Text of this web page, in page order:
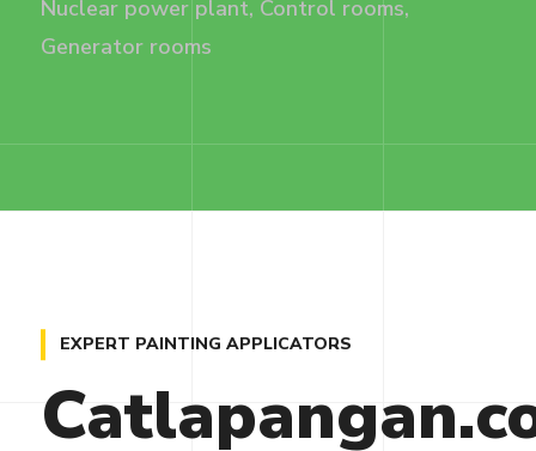
Nuclear power plant, Control rooms,
Generator rooms
EXPERT PAINTING APPLICATORS